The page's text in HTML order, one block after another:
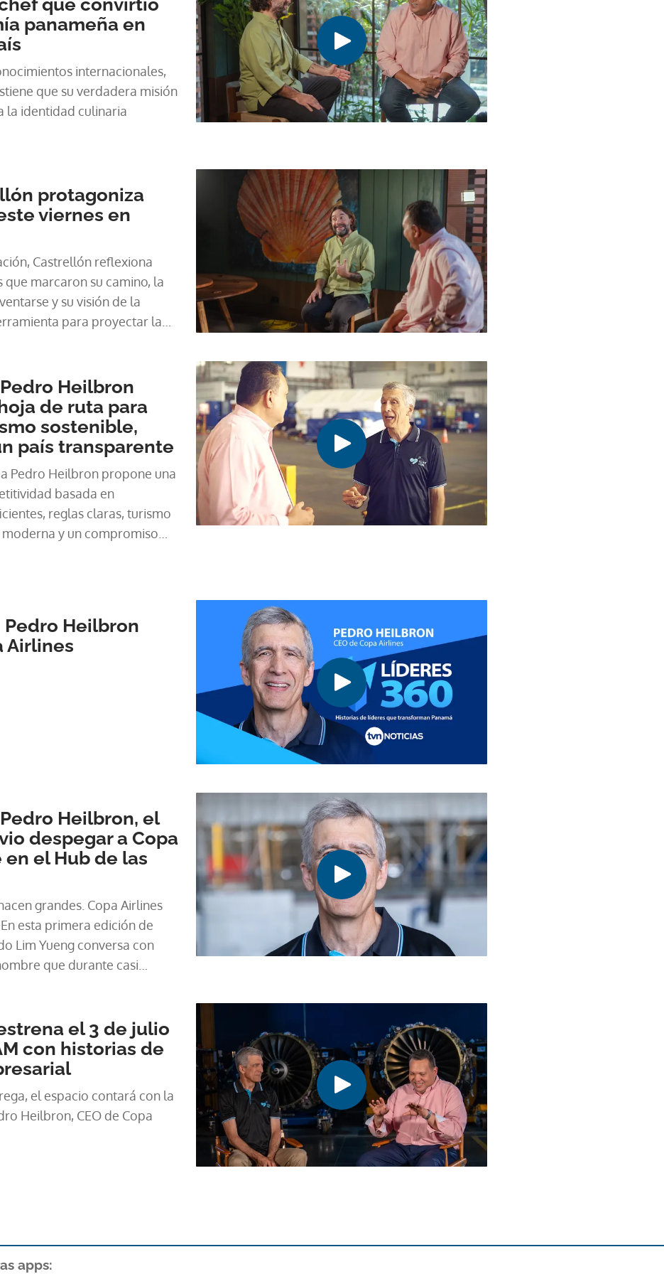
que convirtió
panameña en
internacionales,
que su verdadera misión
la identidad culinaria
protagoniza
viernes en
Castrellón reflexiona
que marcaron su camino, la
y su visión de la
para proyectar la
Heilbron
de ruta para
sostenible,
país transparente
Pedro Heilbron propone una
basada en
reglas claras, turismo
y un compromiso
Pedro Heilbron
Airlines
Heilbron, el
despegar a Copa
el Hub de las
grandes. Copa Airlines
esta primera edición de
Lim Yueng conversa con
que durante casi
el 3 de julio
con historias de
el espacio contará con la
Heilbron, CEO de Copa
apps: